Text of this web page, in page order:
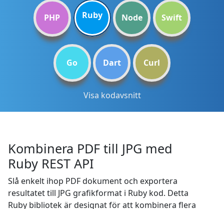
PHP Ruby Node Swift
Go Dart Curl
Visa kodavsnitt
Kombinera PDF till JPG med
Ruby REST API
Slå enkelt ihop PDF dokument och exportera
resultatet till JPG grafikformat i Ruby kod. Detta
Ruby bibliotek är designat för att kombinera flera